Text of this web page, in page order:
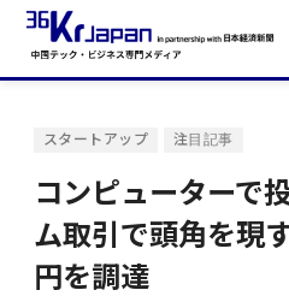
スタートアップ 注目記事
コンピューターで
ム取引で頭角を現
円を調達